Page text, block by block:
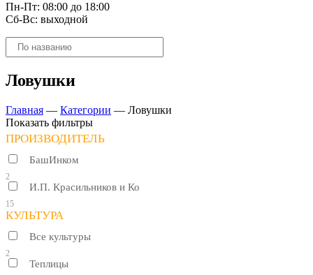
Пн-Пт: 08:00 до 18:00
Сб-Вс: выходной
Поиск
товаров
Ловушки
Главная — Категории — Ловушки
Показать фильтры
ПРОИЗВОДИТЕЛЬ
БашИнком
2
И.П. Красильников и Ко
15
КУЛЬТУРА
Все культуры
2
Теплицы